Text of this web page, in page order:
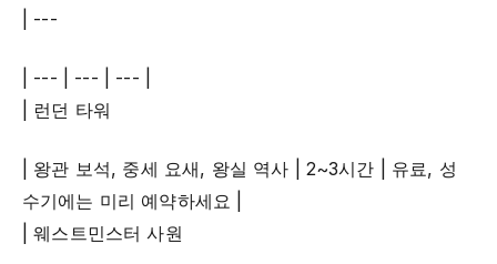
| ---
| --- | --- | --- |
| 런던 타워
| 왕관 보석, 중세 요새, 왕실 역사 | 2~3시간 | 유료, 성
수기에는 미리 예약하세요 |
| 웨스트민스터 사원